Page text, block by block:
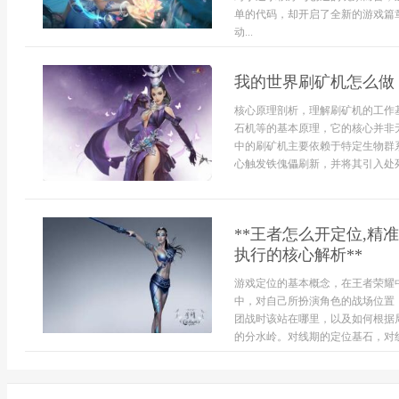
单的代码，却开启了全新的游戏
动...
我的世界刷矿机怎么
核心原理剖析，理解刷矿机的工
石机等的基本原理，它的核心并
中的刷矿机主要依赖于特定生物
心触发铁傀儡刷新，并将其引入
**王者怎么开定位,精
执行的核心解析**
游戏定位的基本概念，在王者荣
中，对自己所扮演角色的战场位
团战时该站在哪里，以及如何根
的分水岭。对线期的定位基石，